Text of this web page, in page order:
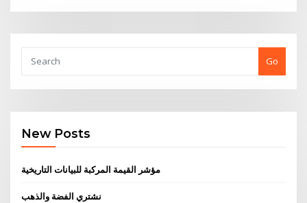
Go
New Posts
مؤشر القيمة المركبة للبيانات التاريخية
نشتري الفضة والذهب